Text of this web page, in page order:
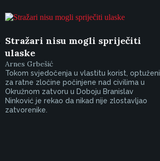
Stražari nisu mogli spriječiti
ulaske
Arnes Grbešić
Tokom svjedočenja u vlastitu korist, optuženi
za ratne zločine počinjene nad civilima u
Okružnom zatvoru u Doboju Branislav
Ninković je rekao da nikad nije zlostavljao
zatvorenike.